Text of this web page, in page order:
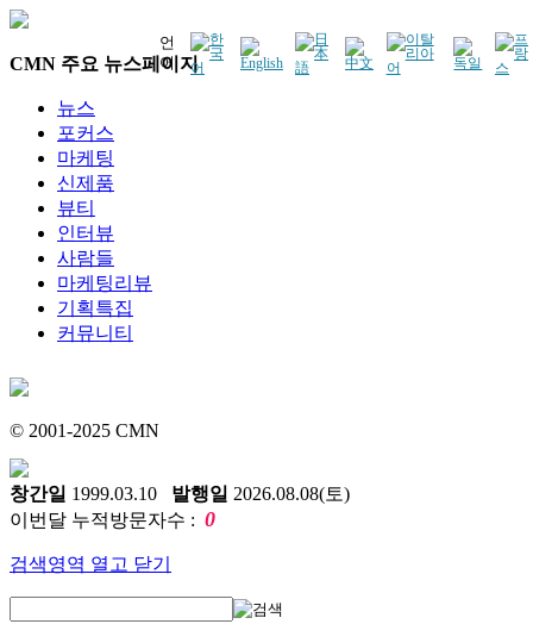
언
어
CMN 주요 뉴스페이지
뉴스
포커스
마케팅
신제품
뷰티
인터뷰
사람들
마케팅리뷰
기획특집
커뮤니티
© 2001-2025 CMN
창간일 1999.03.10 발행일 2026.08.08(토)
이번달 누적방문자수 : 0
검색영역 열고 닫기